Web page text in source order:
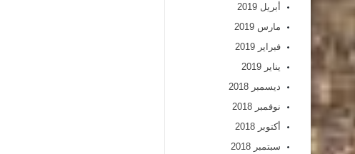
أبريل 2019
مارس 2019
فبراير 2019
يناير 2019
ديسمبر 2018
نوفمبر 2018
أكتوبر 2018
سبتمبر 2018